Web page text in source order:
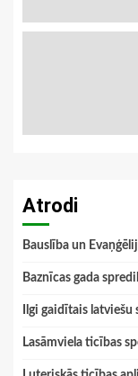
Atrodi
Bauslība un
Baznīcas gada
Ilgi gaidītais
Lasāmviela ticības